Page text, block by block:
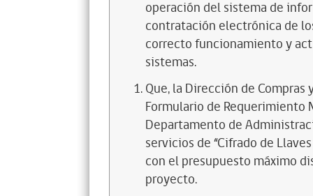
operación del sistema de
contratación electrónica de
correcto funcionamiento y
sistemas.
Que, la Dirección de
Formulario de Requerimiento
Departamento de
servicios de “Cifrado de
con el presupuesto máximo
proyecto.